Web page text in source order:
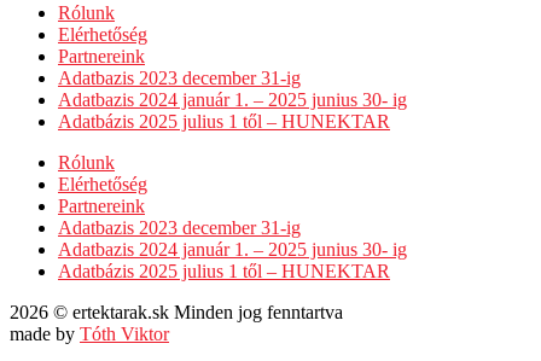
Rólunk
Elérhetőség
Partnereink
Adatbazis 2023 december 31-ig
Adatbazis 2024 január 1. – 2025 junius 30- ig
Adatbázis 2025 julius 1 től – HUNEKTAR
Rólunk
Elérhetőség
Partnereink
Adatbazis 2023 december 31-ig
Adatbazis 2024 január 1. – 2025 junius 30- ig
Adatbázis 2025 julius 1 től – HUNEKTAR
2026 © ertektarak.sk Minden jog fenntartva
made by Tóth Viktor